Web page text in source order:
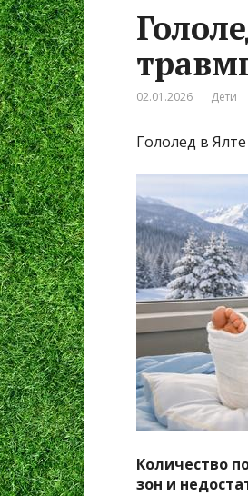
02.01.2026 Дети
Гололед в Ялте
Количество
зон и